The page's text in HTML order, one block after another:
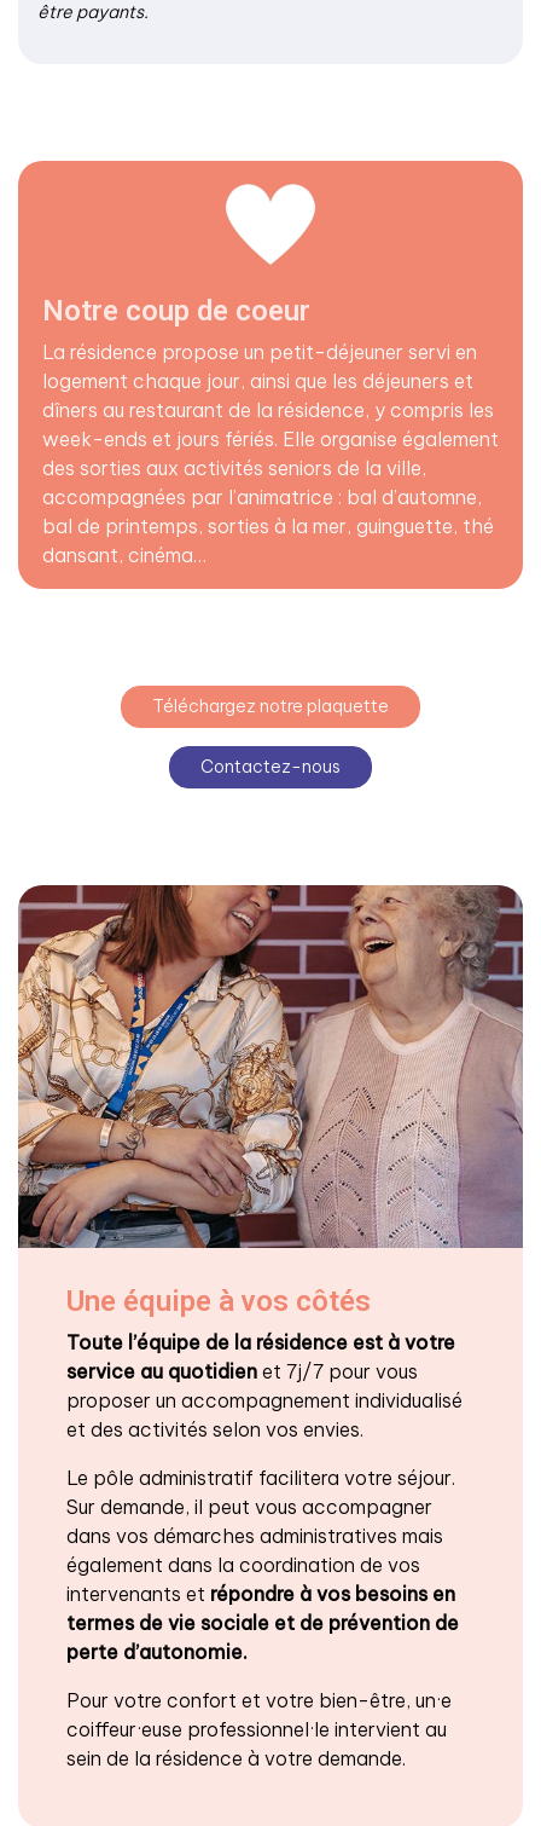
être payants.
Notre coup de coeur
La résidence propose un petit-déjeuner servi en
logement chaque jour, ainsi que les déjeuners et
dîners au restaurant de la résidence, y compris les
week-ends et jours fériés. Elle organise également
des sorties aux activités seniors de la ville,
accompagnées par l’animatrice : bal d’automne,
bal de printemps, sorties à la mer, guinguette, thé
dansant, cinéma…
Téléchargez notre plaquette
Contactez-nous
Une équipe à vos côtés
Toute l’équipe de la résidence est à votre
service au quotidien et 7j/7 pour vous
proposer un accompagnement individualisé
et des activités selon vos envies.
Le pôle administratif facilitera votre séjour.
Sur demande, il peut vous accompagner
dans vos démarches administratives mais
également dans la coordination de vos
intervenants et répondre à vos besoins en
termes de vie sociale et de prévention de
perte d’autonomie.
Pour votre confort et votre bien-être, un·e
coiffeur·euse professionnel·le intervient au
sein de la résidence à votre demande.